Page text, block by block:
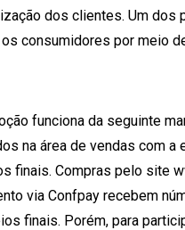
dos clientes. Um
consumidores por meio
funciona da seguinte
na área de vendas com
finais. Compras pelo site
via Confpay recebem
finais. Porém, para